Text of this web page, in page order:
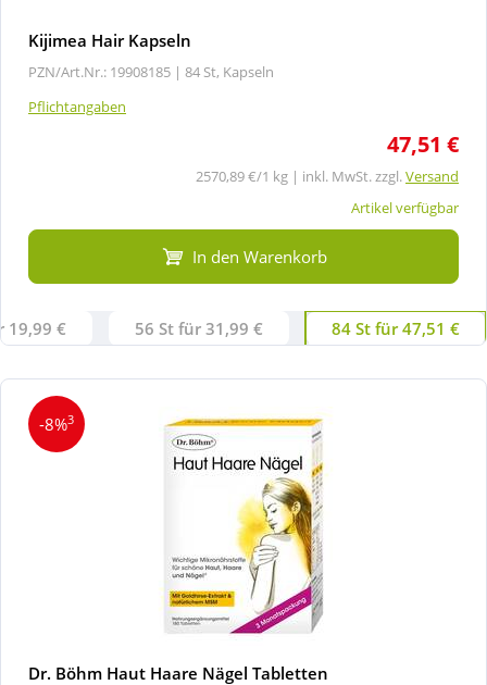
Kijimea Hair Kapseln
PZN/Art.Nr.: 19908185 | 84 St, Kapseln
Pflichtangaben
47,51 €
2570,89 €/1 kg | inkl. MwSt. zzgl.Versand
Artikel verfügbar
In den Warenkorb
19,99 € 56 St für 31,99 € 84 St für 47,51 €
-8%3
Dr. Böhm Haut Haare Nägel Tabletten